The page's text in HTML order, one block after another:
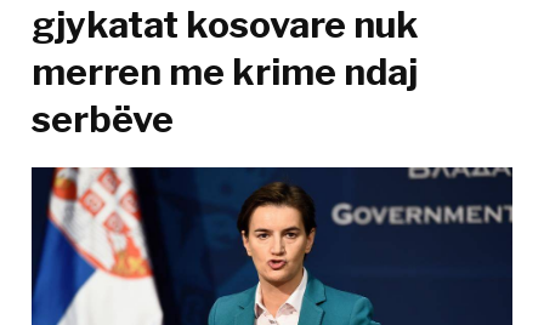
gjykatat kosovare nuk
merren me krime ndaj
serbëve